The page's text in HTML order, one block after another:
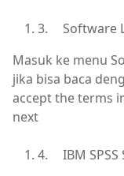
3.
Software
Masuk ke menu
jika bisa baca
accept the terms
next
4.
IBM